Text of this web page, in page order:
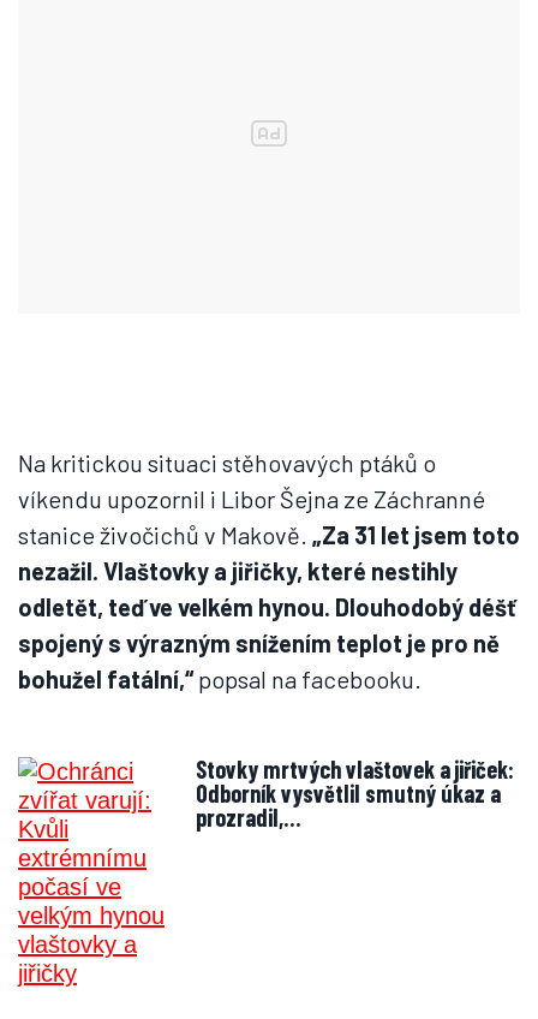
Na kritickou situaci stěhovavých ptáků o
víkendu upozornil i Libor Šejna ze Záchranné
stanice živočichů v Makově. „Za 31 let jsem toto
nezažil. Vlaštovky a jiřičky, které nestihly
odletět, teď ve velkém hynou. Dlouhodobý déšť
spojený s výrazným snížením teplot je pro ně
bohužel fatální,“popsal na facebooku.
Stovky mrtvých vlaštovek a jiřiček:
Odborník vysvětlil smutný úkaz a
prozradil,…